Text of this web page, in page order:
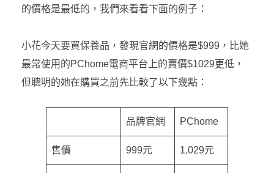
的價格是最低的，我們來看看下面的例子：
小花今天要買保養品，發現官網的價格是$999，比她
最常使用的PChome電商平台上的賣價$1029更低，
但聰明的她在購買之前先比較了以下幾點：
品牌官網 PChome
售價 999元 1,029元